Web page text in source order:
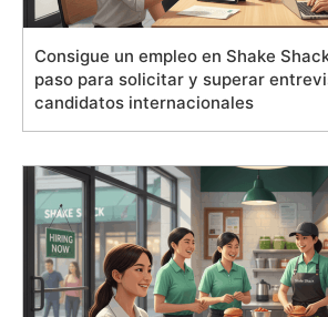
Consigue un empleo en Shake
paso para solicitar y superar
candidatos internacionales